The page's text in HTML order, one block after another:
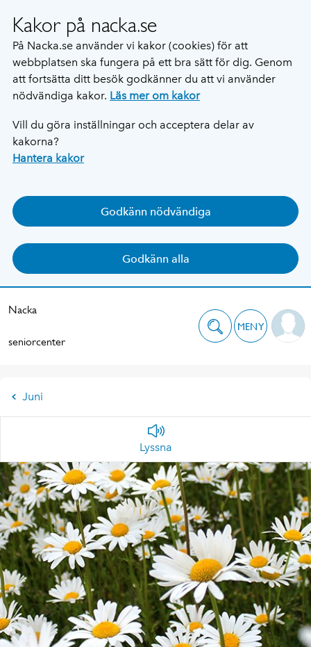
Kakor på nacka.se
På Nacka.se använder vi kakor (cookies) för att
webbplatsen ska fungera på ett bra sätt för dig. Genom
att fortsätta ditt besök godkänner du att vi använder
nödvändiga kakor. Läs mer om kakor
Vill du göra inställningar och acceptera delar av
kakorna?
Hantera kakor
Godkänn nödvändiga
Godkänn alla
Nacka
seniorcenter
MENY
Juni
Lyssna